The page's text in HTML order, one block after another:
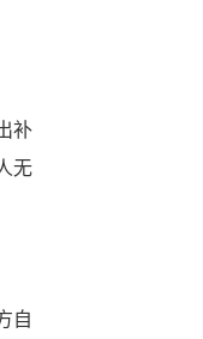
补
无
自